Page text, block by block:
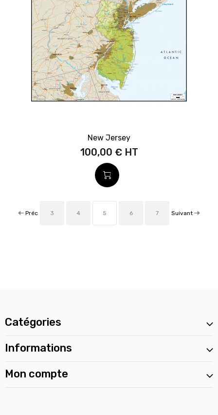
New Jersey
100,00 €
Préc 3 4 5 6 7 Suivant
Catégories
Informations
Mon compte